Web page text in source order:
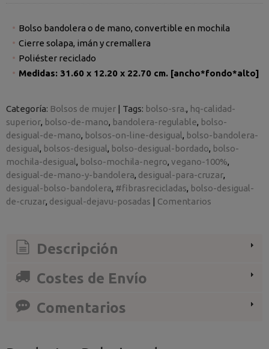
Bolso bandolera o de mano, convertible en mochila
Cierre solapa, imán y cremallera
Poliéster reciclado
Medidas: 31.60 x 12.20 x 22.70 cm. [ancho*fondo*alto]
Categoría: Bolsos de mujer | Tags: bolso-sra. hq-calidad-
superior bolso-de-mano bandolera-regulable bolso-
desigual-de-mano bolsos-on-line-desigual
bolso-bandolera-
desigual
bolsos-desigual bolso-desigual-bordado bolso-
mochila-desigual
bolso-mochila-negro vegano-100%
desigual-de-mano-y-bandolera desigual-para-cruzar
desigual-bolso-bandolera #fibrasrecicladas bolso-desigual-
de-cruzar desigual-dejavu-posadas | Comentarios
Descripción
Costes de Envío
Comentarios